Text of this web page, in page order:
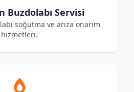
Buzdolabı Servisi
soğutma ve arıza onarım
hizmetleri.